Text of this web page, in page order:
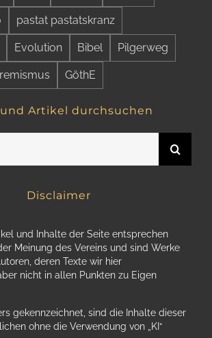
pastat pastatskranz
Evolution Bibel Pilgerweg
GöthE
Artikel durchsuchen
Disclaimer
und Inhalte der Seite entsprechen
Meinung des Vereins und sind Werke
deren Texte wir hier
nicht in allen Punkten zu Eigen
gekennzeichnet, sind die Inhalte dieser
ohne die Verwendung von „KI“